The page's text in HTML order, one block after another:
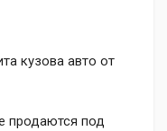
кузова авто от
продаются под